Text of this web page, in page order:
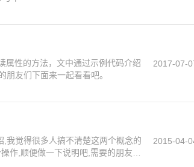
属性的方法，文中通过示例代码介绍
友们下面来一起看看吧。
2017-07-
我觉得很多人搞不清楚这两个概念的
作,顺便做一下说明吧,需要的朋友可
2015-04-